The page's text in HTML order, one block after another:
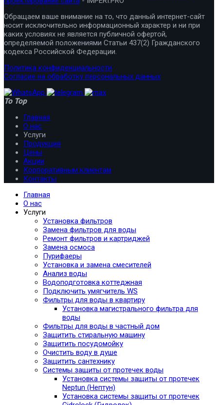
Обращаем ваше внимание на то, что данный интернет-сайт
носит исключительно информационный характер и ни при
каких условиях не является публичной офертой,
определяемой положениями Статьи 437(2) Гражданского
кодекса Российской Федерации.
Политика конфиденциальности
Согласие на обработку персональных данных
To Top
Главная
О нас
Услуги
Продукция
Цены
Акции
Корпоративным клиентам
Контакты
Главная
О нас
Услуги
Установка фильтров
Замена фильтров для воды
Ремонт фильтров и картриджей
Замена осмоса
Пурифаеры
Установка и замена смесителей
Анализ воды
Водоподготовка коттеджная
Подключить умягчитель WS
Фильтры для воды в квартиру
Установка магистрального фильтра для
воды
Фильтры для воды в частный дом
Защитить стиральную машину
Защитить посудомойку
Очистить воду в душе
Защитить сантехнику
Системы защиты от протечек воды
Установка системы защиты от протечек
Neptun (Нептун)
Установка системы защиты от протечек